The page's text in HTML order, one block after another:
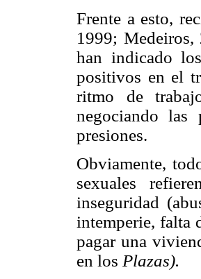
Frente a esto,
1999;
han indicado
positivos en el
ritmo de
negociando las
presiones.
Obviamente,
sexuales
inseguridad
intemperie, falta
pagar una
en los Plazas).